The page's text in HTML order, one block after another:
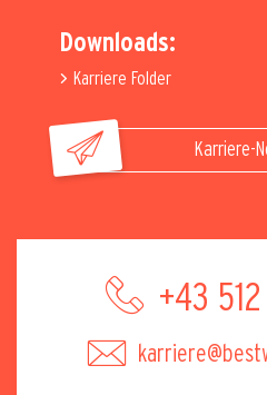
Downloads:
Karriere Folder
Karriere-
+43